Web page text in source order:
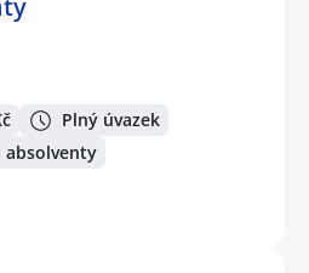
Plný úvazek
absolventy